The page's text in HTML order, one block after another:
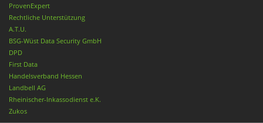
ProvenExpert
Rechtliche Unterstützung
A.T.U.
BSG-Wüst Data Security GmbH
DPD
First Data
Handelsverband Hessen
Landbell AG
Rheinischer-Inkassodienst e.K.
Zukos